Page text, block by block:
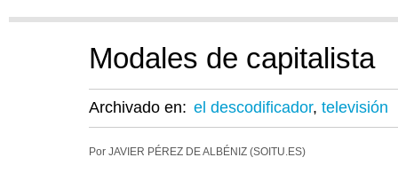
Modales de capitalista
Archivado en: el descodificador, televisión
Por JAVIER PÉREZ DE ALBÉNIZ (SOITU.ES)